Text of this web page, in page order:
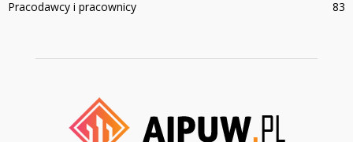
Pracodawcy i pracownicy
83